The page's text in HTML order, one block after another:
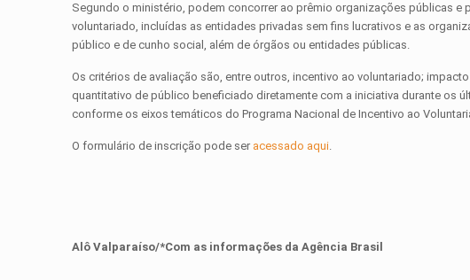
Segundo o ministério, podem concorrer ao prêmio organizações públicas e
voluntariado, incluídas as entidades privadas sem fins lucrativos e as
público e de cunho social, além de órgãos ou entidades públicas.
Os critérios de avaliação são, entre outros, incentivo ao voluntariado;
quantitativo de público beneficiado diretamente com a iniciativa durante os
conforme os eixos temáticos do Programa Nacional de Incentivo ao
O formulário de inscrição pode ser acessado aqui.
Alô Valparaíso/*Com as informações da Agência Brasil